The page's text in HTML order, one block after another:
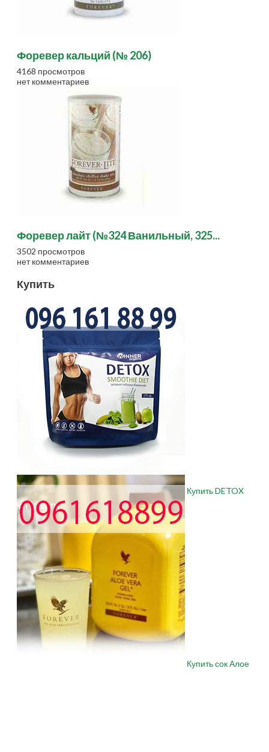
Форевер кальций (№ 206)
4168 просмотров
нет комментариев
Форевер лайт (№324 Ванильный, 325...
3502 просмотров
нет комментариев
Купить
Купить DETOX
Купить сок Алое